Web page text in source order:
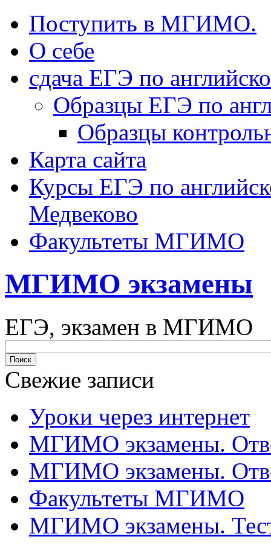
Поступить в МГИМО.
О себе
сдача ЕГЭ по
Образцы ЕГЭ по
Образцы
Карта сайта
Курсы ЕГЭ по
Медвеково
Факультеты МГИМО
МГИМО экзамены
ЕГЭ, экзамен в МГИМО
Свежие записи
Уроки через интернет
МГИМО экзамены.
МГИМО экзамены.
Факультеты МГИМО
МГИМО экзамены.